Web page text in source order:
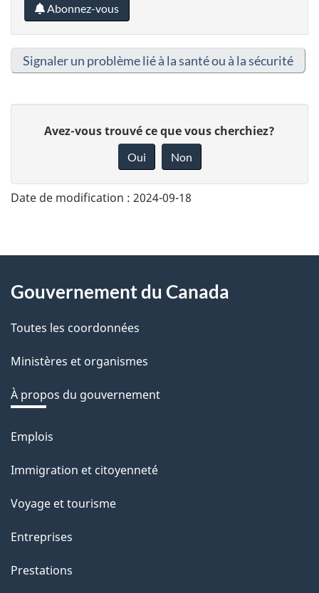
Abonnez-vous
Signaler un problème lié à la santé ou à la sécurité
n
v
o
t
r
r
é
t
r
a
c
i
o
Avez-vous trouvé ce que vous cherchiez?
Oui Non
Date de modification : 2024-09-18
About
this
site
Gouvernement du Canada
Toutes les coordonnées
Ministères et organismes
À propos du gouvernement
Thèmes
sujets
Emplois
Immigration et citoyenneté
Voyage et tourisme
Entreprises
Prestations